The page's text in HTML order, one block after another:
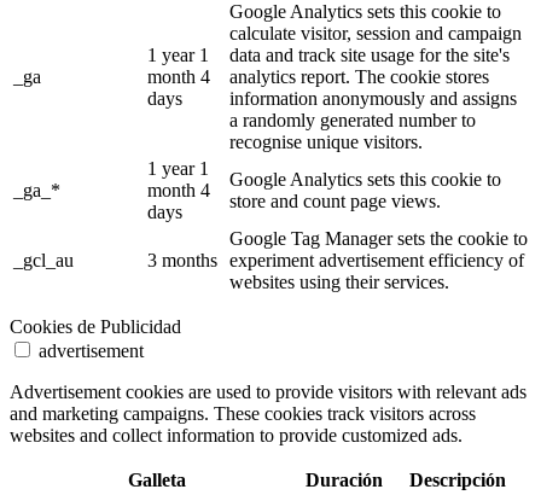
_ga
1 year 1
month 4
days
Google Analytics sets this cookie to
calculate visitor, session and campaign
data and track site usage for the site's
analytics report. The cookie stores
information anonymously and assigns
a randomly generated number to
recognise unique visitors.
_ga_*
1 year 1
month 4
days
Google Analytics sets this cookie to
store and count page views.
_gcl_au 3 months
Google Tag Manager sets the cookie to
experiment advertisement efficiency of
websites using their services.
Cookies de Publicidad
advertisement
Advertisement cookies are used to provide visitors with relevant ads
and marketing campaigns. These cookies track visitors across
websites and collect information to provide customized ads.
Galleta Duración Descripción